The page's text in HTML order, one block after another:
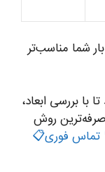
شما مناسب‌تر
با بررسی ابعاد،
روش
تماس فوری📋